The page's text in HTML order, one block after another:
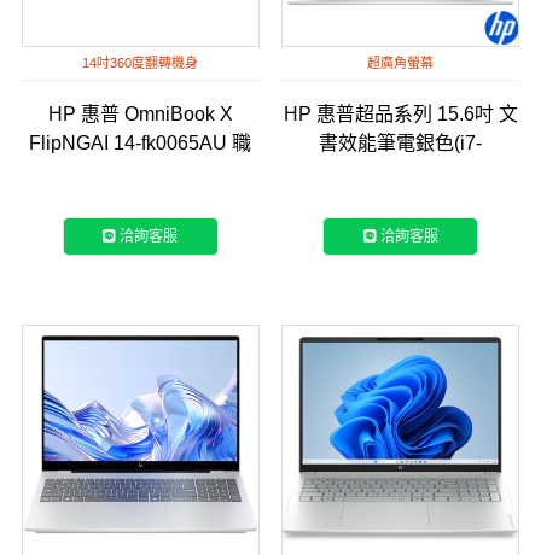
14吋360度翻轉機身
HP 惠普 OmniBook X
FlipNGAI 14-fk0065AU 職
洽詢客服
超廣角螢幕
HP 惠普超品系列 15.6吋 文
書效能筆電銀色(i7-
洽詢客服